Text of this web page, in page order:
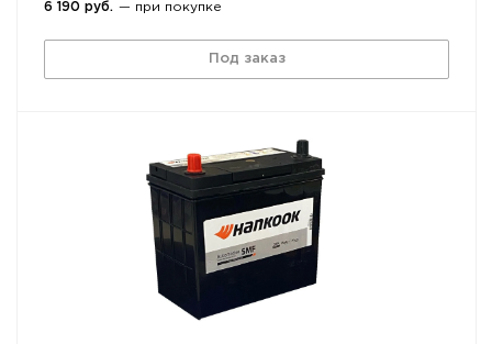
6 190 руб. — при покупке
Под заказ